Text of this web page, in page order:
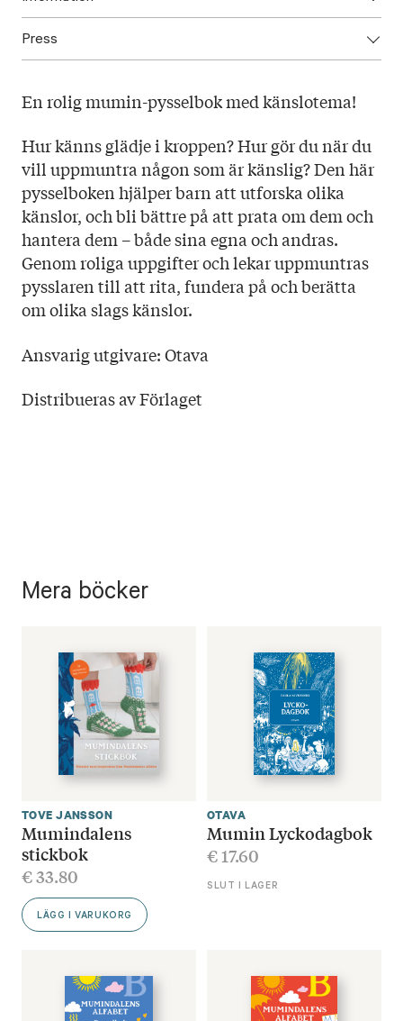
ISBN: 9789511420644
Titel: Mumindalens alfabet En pysselbok om känslor
Språk: Svenska
Sidantal: 32
Format:
Press
En rolig mumin-pysselbok med känslotema!
Hur känns glädje i kroppen? Hur gör du när du
vill uppmuntra någon som är känslig? Den här
pysselboken hjälper barn att utforska olika
känslor, och bli bättre på att prata om dem och
hantera dem – både sina egna och andras.
Genom roliga uppgifter och lekar uppmuntras
pysslaren till att rita, fundera på och berätta
om olika slags känslor.
Ansvarig utgivare: Otava
Distribueras av Förlaget
Mera böcker
TOVE JANSSON
Mumindalens
stickbok
€33.80
LÄGG I VARUKORG
OTAVA
Mumin Lyckodagbok
€17.60
SLUT I LAGER